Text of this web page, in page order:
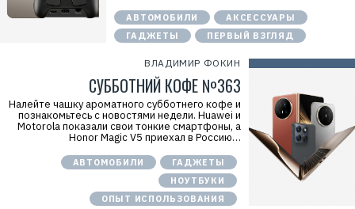
АВТОМОБИЛИ
АКСЕССУАРЫ
ГАДЖЕТЫ
ПЕРВЫЙ ВЗГЛЯД
ВЛАДИМИР ФОКИН
СУББОТНИЙ КОФЕ №363
Налейте чашку ароматного субботнего кофе и
познакомьтесь с новостями недели. Huawei и
Motorola показали свои тонкие смартфоны, а
Honor Magic V5 приехал в Россию…
АВТОМОБИЛИ
ГАДЖЕТЫ
НОУТБУКИ
ОПЫТ ИСПОЛЬЗОВАНИЯ